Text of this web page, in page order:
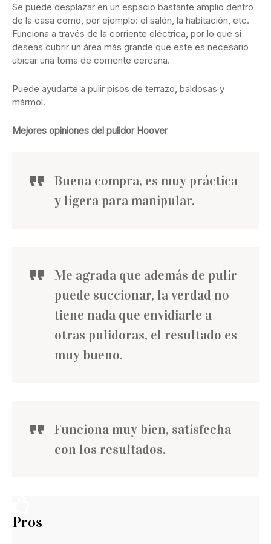
Se puede desplazar en un espacio bastante amplio dentro
de la casa como, por ejemplo: el salón, la habitación, etc.
Funciona a través de la corriente eléctrica, por lo que si
deseas cubrir un área más grande que este es necesario
ubicar una toma de corriente cercana.
Puede ayudarte a pulir pisos de terrazo, baldosas y
mármol.
Mejores opiniones del pulidor Hoover
Buena compra, es muy práctica
y ligera para manipular.
Me agrada que además de pulir
puede succionar, la verdad no
tiene nada que envidiarle a
otras pulidoras, el resultado es
muy bueno.
Funciona muy bien, satisfecha
con los resultados.
Pros